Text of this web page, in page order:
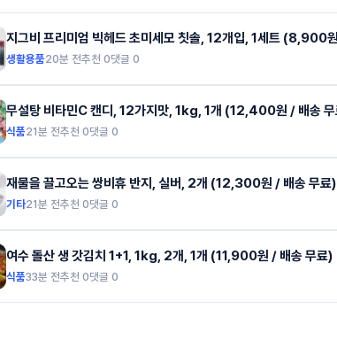
지그비 프리미엄 빅헤드 초미세모 칫솔, 12개입, 1세트 (8,900
생활용품20분 전추천 0댓글 0
무설탕 비타민C 캔디, 12가지맛, 1kg, 1개 (12,400원 / 배송
식품21분 전추천 0댓글 0
재물을 끌고오는 쌍비휴 반지, 실버, 2개 (12,300원 / 배송 무료)
기타21분 전추천 0댓글 0
여수 돌산 생 갓김치 1+1, 1kg, 2개, 1개 (11,900원 / 배송 무료)
식품33분 전추천 0댓글 0